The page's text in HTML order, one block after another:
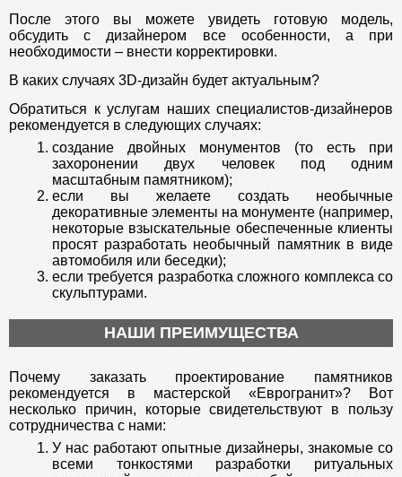
После этого вы можете увидеть готовую модель,
обсудить с дизайнером все особенности, а при
необходимости – внести корректировки.
В каких случаях 3D-дизайн будет актуальным?
Обратиться к услугам наших специалистов-дизайнеров
рекомендуется в следующих случаях:
создание двойных монументов (то есть при
захоронении двух человек под одним
масштабным памятником);
если вы желаете создать необычные
декоративные элементы на монументе (например,
некоторые взыскательные обеспеченные клиенты
просят разработать необычный памятник в виде
автомобиля или беседки);
если требуется разработка сложного комплекса со
скульптурами.
НАШИ ПРЕИМУЩЕСТВА
Почему заказать проектирование памятников
рекомендуется в мастерской «Еврогранит»? Вот
несколько причин, которые свидетельствуют в пользу
сотрудничества с нами:
У нас работают опытные дизайнеры, знакомые со
всеми тонкостями разработки ритуальных